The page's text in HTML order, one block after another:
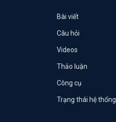
Bài viết
Câu hỏi
Videos
Thảo luận
Công cụ
Trạng thái hệ thống